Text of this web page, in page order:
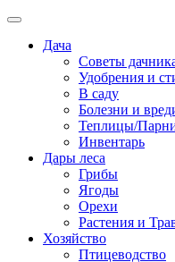
Дача
Советы
Удобрения и
В саду
Болезни и
Теплицы/
Инвентарь
Дары леса
Грибы
Ягоды
Орехи
Растения и
Хозяйство
Птицеводство